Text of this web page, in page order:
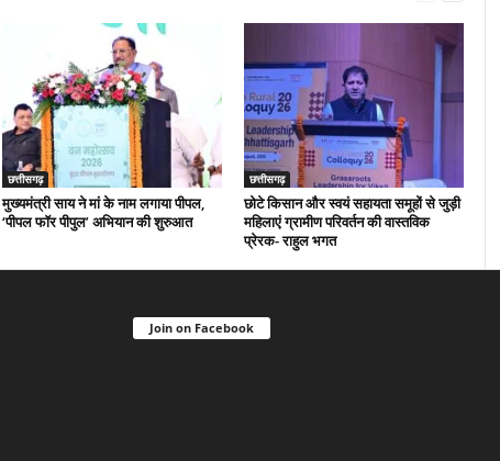
छत्तीसगढ़
मुख्यमंत्री साय ने मां के नाम लगाया पीपल,
‘पीपल फॉर पीपुल’ अभियान की शुरुआत
छत्तीसगढ़
छोटे किसान और स्वयं सहायता समूहों से जुड़ी
महिलाएं ग्रामीण परिवर्तन की वास्तविक
प्रेरक- राहुल भगत
Join on Facebook